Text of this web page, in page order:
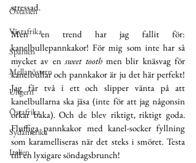
Östasien
Västafrika
Spanien
Mellanöstern
Ungern
Östafrika
Sydamerika
Italien
stressad.
Men en trend har jag fallit för:
kanelbullepannkakor! För mig som inte har så
mycket av en sweet tooth men blir knäsvag för
kanelbullar och pannkakor är ju det här perfekt!
Jag får två i ett och slipper vänta på att
kanelbullarna ska jäsa (inte för att jag någonsin
orkar baka). Och de blev riktigt, riktigt goda.
Fluffiga pannkakor med kanel-socker fyllning
som karamelliseras när det steks i smöret. Testa
till en lyxigare söndagsbrunch!